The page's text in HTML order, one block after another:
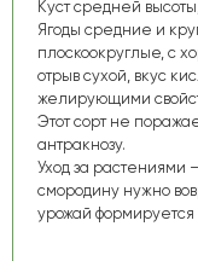
Куст средней
Ягоды средние и
плоскоокруглые, с
отрыв сухой, вкус
желирующими
Этот сорт не
антракнозу.
Уход за растениями
смородину нужно
урожай